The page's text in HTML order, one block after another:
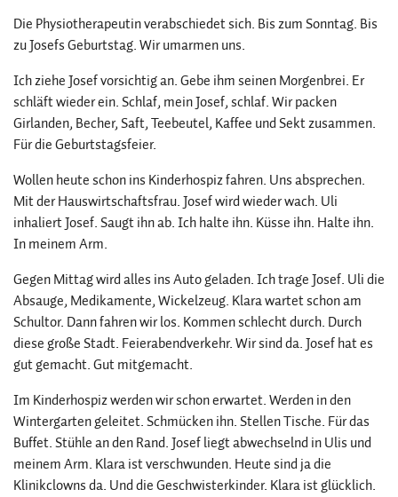
Die Physiotherapeutin verabschiedet sich. Bis zum Sonntag. Bis
zu Josefs Geburtstag. Wir umarmen uns.
Ich ziehe Josef vorsichtig an. Gebe ihm seinen Morgenbrei. Er
schläft wieder ein. Schlaf, mein Josef, schlaf. Wir packen
Girlanden, Becher, Saft, Teebeutel, Kaffee und Sekt zusammen.
Für die Geburtstagsfeier.
Wollen heute schon ins Kinderhospiz fahren. Uns absprechen.
Mit der Hauswirtschaftsfrau. Josef wird wieder wach. Uli
inhaliert Josef. Saugt ihn ab. Ich halte ihn. Küsse ihn. Halte ihn.
In meinem Arm.
Gegen Mittag wird alles ins Auto geladen. Ich trage Josef. Uli die
Absauge, Medikamente, Wickelzeug. Klara wartet schon am
Schultor. Dann fahren wir los. Kommen schlecht durch. Durch
diese große Stadt. Feierabendverkehr. Wir sind da. Josef hat es
gut gemacht. Gut mitgemacht.
Im Kinderhospiz werden wir schon erwartet. Werden in den
Wintergarten geleitet. Schmücken ihn. Stellen Tische. Für das
Buffet. Stühle an den Rand. Josef liegt abwechselnd in Ulis und
meinem Arm. Klara ist verschwunden. Heute sind ja die
Klinikclowns da. Und die Geschwisterkinder. Klara ist glücklich.